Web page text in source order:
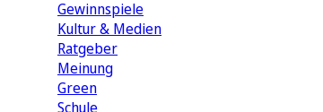
Gewinnspiele
Kultur & Medien
Ratgeber
Meinung
Green
Schule